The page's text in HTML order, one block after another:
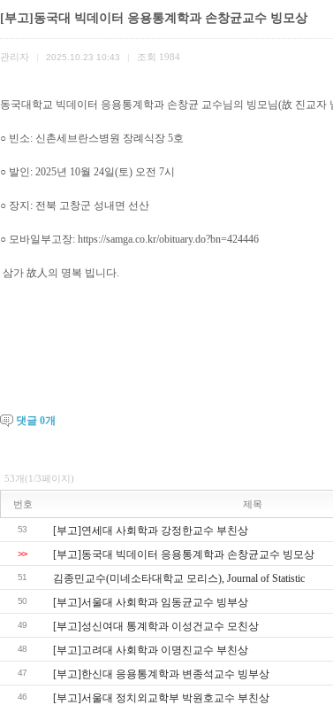
[부고]동국대 빅데이터 응용통계학과 손창균교수 빙모상
관리자 2025.10.23 10:43 조회 1984
동국대학교 빅데이터 응용통계학과 손창균 교수님의 빙모님(故 진교
○ 빈소: 신촌세브란스병원 장례식장 5호
○ 발인: 2025년 10월 24일(토) 오전 7시
○ 장지: 전북 고창군 성내면 선산
○ 모바일부고장: https://samga.co.kr/obituary.do?bn=424446
삼가 故人의 명복 빕니다.
댓글 0개
53개(1/3페이지)
번호 제목
53 [부고]연세대 사회학과 강정한교수 부친상
>> [부고]동국대 빅데이터 응용통계학과 손창균교수 빙모상
51 김종민교수(미네소타대학교 모리스), Journal of Statistic
50 [부고]서울대 사회학과 임동균교수 빙부상
49 [부고]성신여대 통계학과 이성건교수 모친상
48 [부고]고려대 사회학과 이명진교수 부친상
47 [부고]한신대 응용통계학과 변종석교수 빙부상
46 [부고]서울대 정치외교학부 박원호교수 부친상